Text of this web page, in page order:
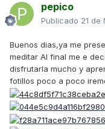
pepico
Publicado 21 de
Buenos dias,ya me
meditar Al final me e
disfrutarla mucho y
fotillos poco a poco